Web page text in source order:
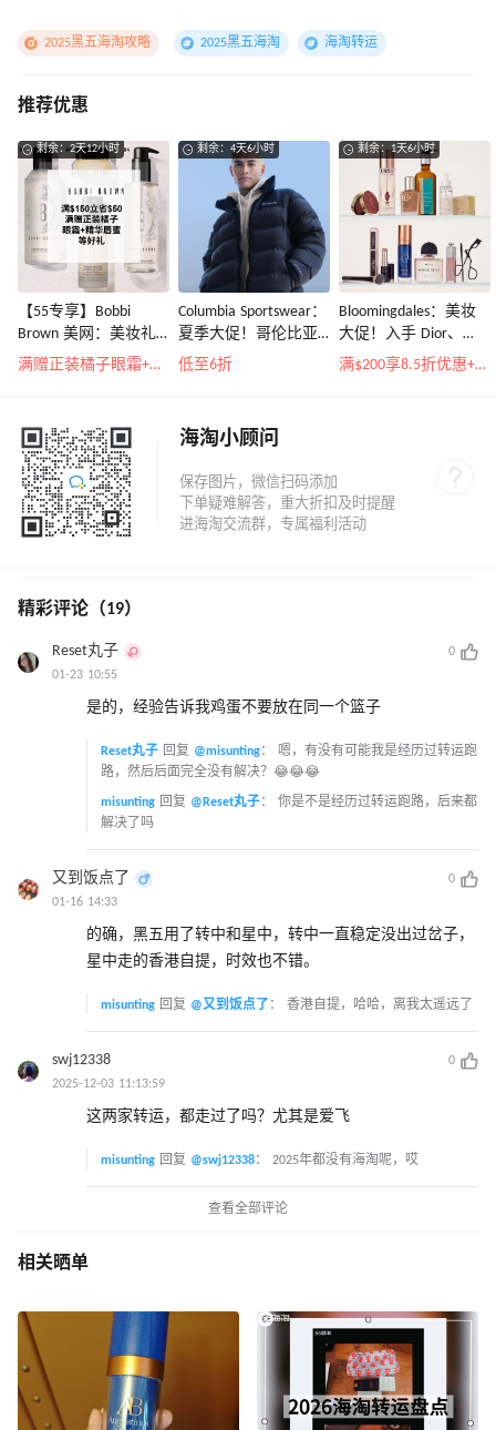
2025黑五海淘攻略 2025黑五海淘 海淘转运
推荐优惠
剩余：2天12小时
【55专享】Bobbi
Brown 美网：美妆礼
遇！满$150立省$50
满赠正装橘子眼霜+精华唇蜜等好礼
剩余：4天6小时
Columbia Sportswear：
夏季大促！哥伦比亚
运动热卖
低至6折
剩余：1天6小时
Bloomingdales：美妆
大促！入手 Dior、
Prada、TF 等
满$200享8.5折优惠+部分送好礼
海淘小顾问
精彩评论（19）
Reset丸子
0
01-23 10:55
是的，经验告诉我鸡蛋不要放在同一个篮子
Reset丸子 回复 @misunting： 嗯，有没有可能我是经历过转运跑
路，然后后面完全没有解决？😂😂😂
misunting 回复 @Reset丸子： 你是不是经历过转运跑路，后来都
解决了吗
又到饭点了
0
01-16 14:33
的确，黑五用了转中和星中，转中一直稳定没出过岔子，
星中走的香港自提，时效也不错。
misunting 回复 @又到饭点了 ： 香港自提，哈哈，离我太遥远了
swj12338
0
2025-12-03 11:13:59
这两家转运，都走过了吗？尤其是爱飞
misunting 回复 @swj12338： 2025年都没有海淘呢，哎
查看全部评论
相关晒单